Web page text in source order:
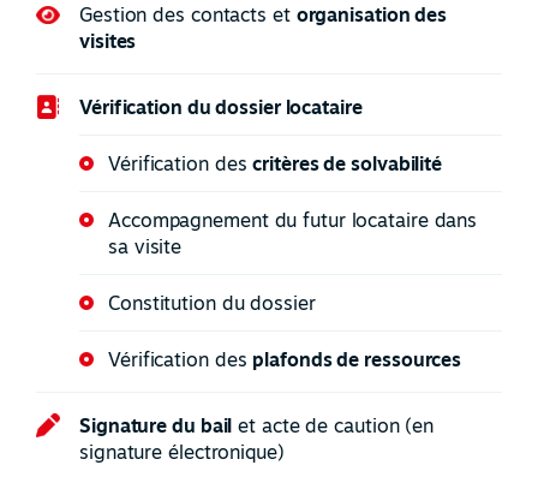
Gestion des contacts et organisation des
visites
Vérification du dossier locataire
Vérification descritères de solvabilité
Accompagnement du futur locataire dans
sa visite
Constitution du dossier
Vérification des plafonds de ressources
Signature du bail et acte de caution (en
signature électronique)